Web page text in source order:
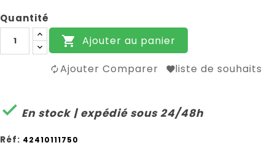
Quantité
 Ajouter au panier
Ajouter Comparer liste de souhaits
 En stock | expédié sous 24/48h
Réf: 42410111750